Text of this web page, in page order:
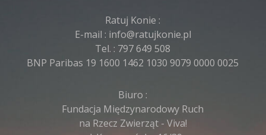
Ratuj Konie :
E-mail : info@ratujkonie.pl
Tel. : 797 649 508
BNP Paribas 19 1600 1462 1030 9079 0000 0025
Biuro :
Fundacja Międzynarodowy Ruch
na Rzecz Zwierząt - Viva!